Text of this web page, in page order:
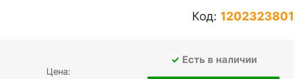
Код: 1202323801
Цена:
Есть в наличии